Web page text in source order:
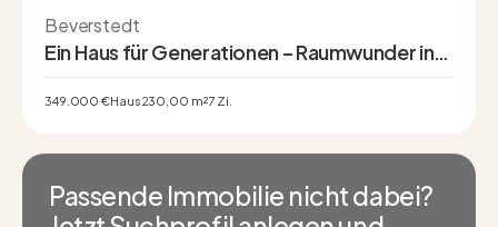
Beverstedt
Ein Haus für Generationen – Raumwunder in
Vollkeller
349.000 €Haus230,00 m²7 Zi.
Passende Immobilie nicht dabei?